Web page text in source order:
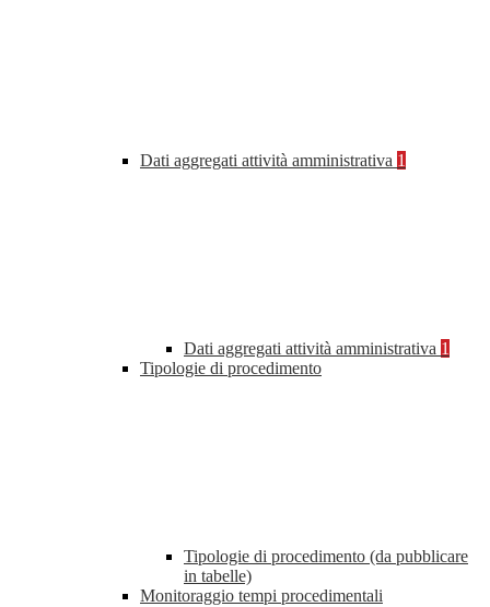
Dati aggregati attività amministrativa 1
Dati aggregati attività amministrativa 1
Tipologie di procedimento
Tipologie di procedimento (da pubblicare
in tabelle)
Monitoraggio tempi procedimentali